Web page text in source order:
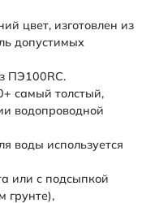
цвет, изготовлен из
допустимых
ПЭ100RC.
самый толстый,
водопроводной
воды используется
или с подсыпкой
грунте),